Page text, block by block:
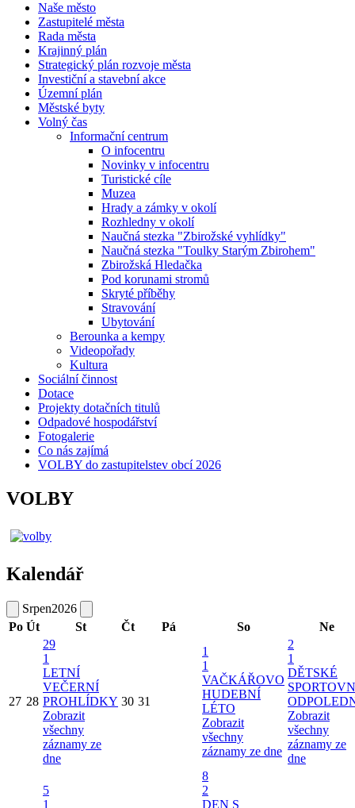
Naše město
Zastupitelé města
Rada města
Krajinný plán
Strategický plán rozvoje města
Investiční a stavební akce
Územní plán
Městské byty
Volný čas
Informační centrum
O infocentru
Novinky v infocentru
Turistické cíle
Muzea
Hrady a zámky v okolí
Rozhledny v okolí
Naučná stezka "Zbirožské vyhlídky"
Naučná stezka "Toulky Starým Zbirohem"
Zbirožská Hledačka
Pod korunami stromů
Skryté příběhy
Stravování
Ubytování
Berounka a kempy
Videopořady
Kultura
Sociální činnost
Dotace
Projekty dotačních titulů
Odpadové hospodářství
Fotogalerie
Co nás zajímá
VOLBY do zastupitelstev obcí 2026
VOLBY
Kalendář
Srpen2026
Po Út St Čt Pá So Ne
27 28
29
1
LETNÍ
VEČERNÍ
PROHLÍDKY
Zobrazit
všechny
záznamy ze
dne
30 31
1
1
VAČKÁŘOVO
HUDEBNÍ
LÉTO
Zobrazit
všechny
záznamy ze dne
2
1
DĚTSKÉ
Zobrazit
všechny
záznamy ze
dne
5
1
8
2
DEN S